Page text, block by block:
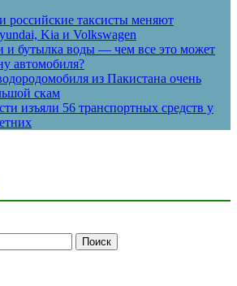
российские таксисты меняют
Kia и Volkswagen
и бутылка воды — чем все это может
автомобиля?
из Пакистана очень
скам
изъяли 56 транспортных средств у